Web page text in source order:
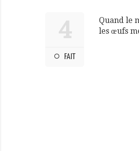
4
FAIT
Quand le
les œufs